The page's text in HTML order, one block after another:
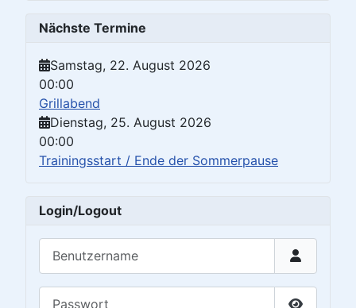
Nächste Termine
Samstag, 22. August 2026
00:00
Grillabend
Dienstag, 25. August 2026
00:00
Trainingsstart / Ende der Sommerpause
Login/Logout